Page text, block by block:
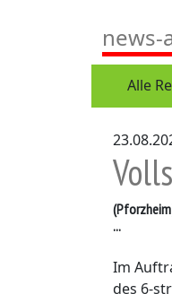
news-
...
Im
des 6-